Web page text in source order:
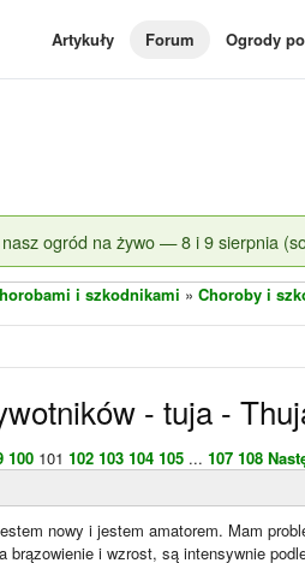
Artykuły Forum Ogrody
ogród na żywo — 8 i 9 sierpnia
i szkodnikami » Choroby i
- tuja -
100 101 102 103 104 105 ... 107 108
nowy i jestem amatorem. Mam
brązowienie i wzrost, są intensywnie